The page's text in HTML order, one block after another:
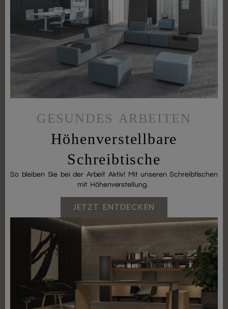
GESUNDES ARBEITEN
Höhenverstellbare
Schreibtische
So bleiben Sie bei der Arbeit Aktiv! Mit unseren Schreibtischen
mit Höhenverstellung.
JETZT ENTDECKEN